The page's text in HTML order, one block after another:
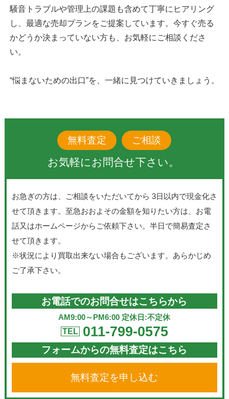
騒音トラブルや管理上の課題も含めて丁寧にヒアリング
し、最適な売却プランをご提案しています。今すぐ売る
かどうか決まっていない方も、お気軽にご相談くださ
い。
“悩まないための出口”を、一緒に見つけていきましょう。
無料査定 ご相談
お気軽にお問合せ下さい。
お急ぎの方は、ご相談をいただいてから 3日以内で現金化さ
せて頂きます。至急おおよその金額を知りたい方は、お電
話又はホームページからご依頼下さい。半日で簡易査定さ
せて頂きます。
※状況により買取出来ない場合もございます。あらかじめ
ご了承下さい。
お電話でのお問合せはこちらから
AM9:00～PM6:00 定休日:不定休
TEL 011-799-0575
フォームからの無料査定はこちら
無料査定を申し込む